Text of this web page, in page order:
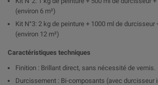
(environ 6 m²)
Kit N°3: 2 kg de peinture + 1000 ml de durcisseur
(environ 12 m²)
Caractéristiques techniques
Finition : Brillant direct, sans nécessité de vernis.
Durcissement : Bi-composants (avec durcisseur